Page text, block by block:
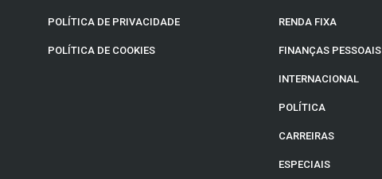
POLÍTICA DE PRIVACIDADE
POLÍTICA DE COOKIES
RENDA FIXA
FINANÇAS PESSOAIS
INTERNACIONAL
POLÍTICA
CARREIRAS
ESPECIAIS